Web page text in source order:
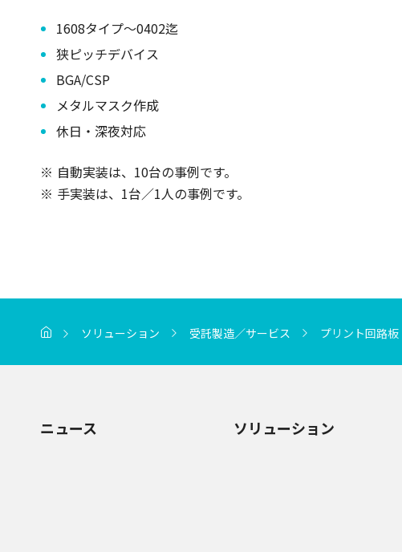
1608タイプ～0402迄
狭ピッチデバイス
BGA/CSP
メタルマスク作成
休日・深夜対応
自動実装は、10台の事例です。
手実装は、1台／1人の事例です。
ソリューション 受託製造／サービス プリント回路
ニュース ソリューション